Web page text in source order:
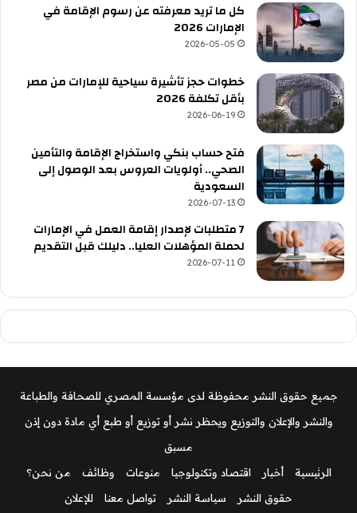
كل ما تريد معرفته عن رسوم الإقامة في
الإمارات 2026
2026-05-05
خطوات حجز تأشيرة سياحية للإمارات من مصر
بأقل تكلفة 2026
2026-06-19
فتح حساب بنكي واستخراج الإقامة والتأمين
الصحي.. أولويات العروس بعد الوصول إلى
السعودية
2026-07-13
7 متطلبات لإصدار إقامة العمل في الإمارات
لحملة المؤهلات العليا.. دليلك قبل التقديم
2026-07-11
جميع حقوق النشر محفوظة لدى مؤسسة المصري للصحافة والطباعة
والنشر والإعلان والتوزيع ويحظر نشر أو توزيع أو طبع أي مادة دون إذن
مسبق
الرئيسية
أخبار اقتصاد وتكنولوجيا منوعات وظائف
من نحن؟
حقوق النشر
سياسة النشر تواصل معنا للإعلان